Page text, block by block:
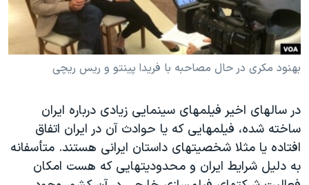
فرهنگ و زندگی
حقوق شهروندی
اقتصادی
اسرائیل در جنگ
آرشیو پخش زنده
مستندها
انتخابات ریاست جمهوری آمریکا ۲۰۲۴
حمله جمهوری اسلامی به اسرائیل
ورزش زنان در ایران
اعتراضات زن، زندگی، آزادی
مجموعه مستندهای دادخواهی
دنبال کنید
زبانهای مختلف
بهنود مکری در حال مصاحبه با فریدا پینتو و ریس ریچی
در سالهای اخیر فیلمهای سینمایی زیادی درباره ایران
ساخته شده، فیلمهایی که یا حوادث آن در ایران اتفاق
افتاده یا مثلا شخصیتهای داستان ایرانی هستند. متأسفانه
به دلیل شرایط ایران و محدودیتهایی که هست امکان